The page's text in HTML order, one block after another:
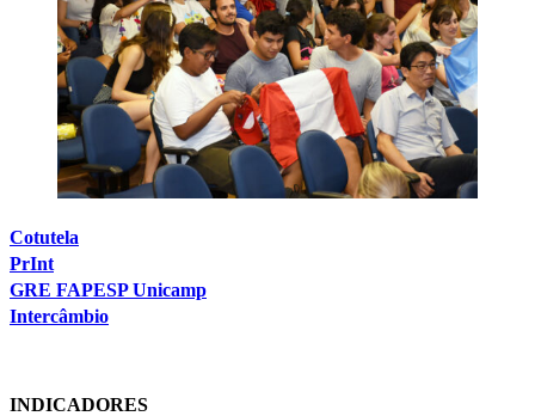
Cotutela
PrInt
GRE FAPESP Unicamp
Intercâmbio
INDICADORES